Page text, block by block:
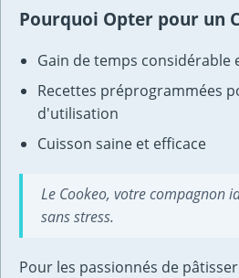
Pourquoi Opter pour un
Gain de temps considérable
Recettes préprogrammées
d'utilisation
Cuisson saine et efficace
Le Cookeo, votre compagnon
sans stress.
Pour les passionnés de